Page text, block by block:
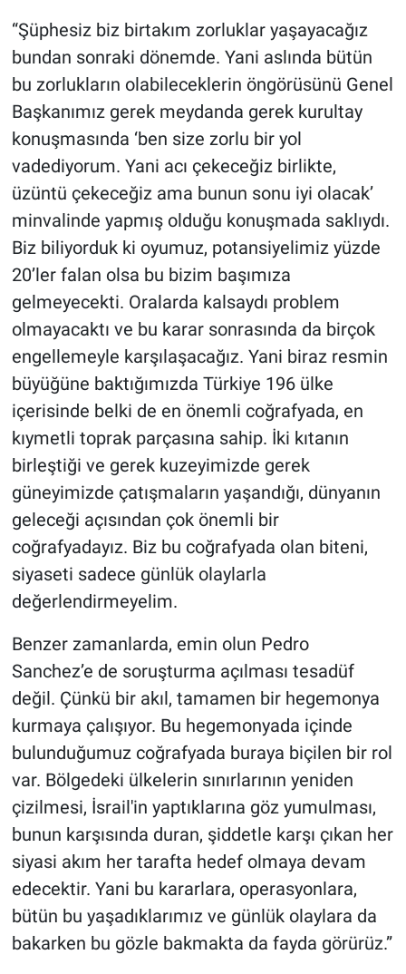
“Şüphesiz biz birtakım zorluklar yaşayacağız
bundan sonraki dönemde. Yani aslında bütün
bu zorlukların olabileceklerin öngörüsünü Genel
Başkanımız gerek meydanda gerek kurultay
konuşmasında ‘ben size zorlu bir yol
vadediyorum. Yani acı çekeceğiz birlikte,
üzüntü çekeceğiz ama bunun sonu iyi olacak’
minvalinde yapmış olduğu konuşmada saklıydı.
Biz biliyorduk ki oyumuz, potansiyelimiz yüzde
20’ler falan olsa bu bizim başımıza
gelmeyecekti. Oralarda kalsaydı problem
olmayacaktı ve bu karar sonrasında da birçok
engellemeyle karşılaşacağız. Yani biraz resmin
büyüğüne baktığımızda Türkiye 196 ülke
içerisinde belki de en önemli coğrafyada, en
kıymetli toprak parçasına sahip. İki kıtanın
birleştiği ve gerek kuzeyimizde gerek
güneyimizde çatışmaların yaşandığı, dünyanın
geleceği açısından çok önemli bir
coğrafyadayız. Biz bu coğrafyada olan biteni,
siyaseti sadece günlük olaylarla
değerlendirmeyelim.
Benzer zamanlarda, emin olun Pedro
Sanchez’e de soruşturma açılması tesadüf
değil. Çünkü bir akıl, tamamen bir hegemonya
kurmaya çalışıyor. Bu hegemonyada içinde
bulunduğumuz coğrafyada buraya biçilen bir rol
var. Bölgedeki ülkelerin sınırlarının yeniden
çizilmesi, İsrail'in yaptıklarına göz yumulması,
bunun karşısında duran, şiddetle karşı çıkan her
siyasi akım her tarafta hedef olmaya devam
edecektir. Yani bu kararlara, operasyonlara,
bütün bu yaşadıklarımız ve günlük olaylara da
bakarken bu gözle bakmakta da fayda görürüz.”